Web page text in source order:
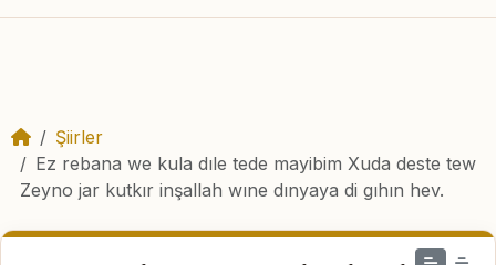
Şiirler
Ez rebana we kula dıle tede mayibim Xuda deste tew
Zeyno jar kutkır inşallah wıne dınyaya di gıhın hev.